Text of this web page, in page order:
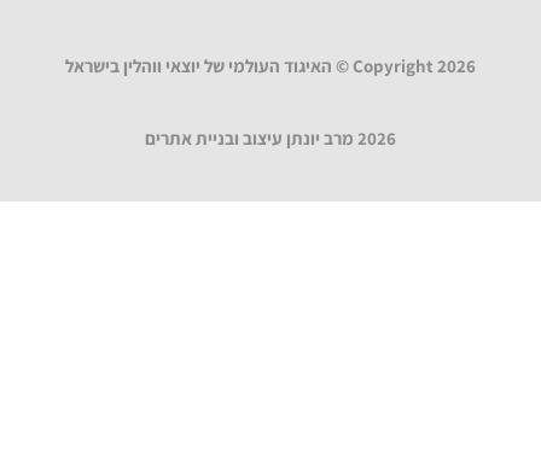
Copyright 2026 © האיגוד העולמי של יוצאי ווהלין בישראל
2026 מרב יונתן עיצוב ובניית אתרים